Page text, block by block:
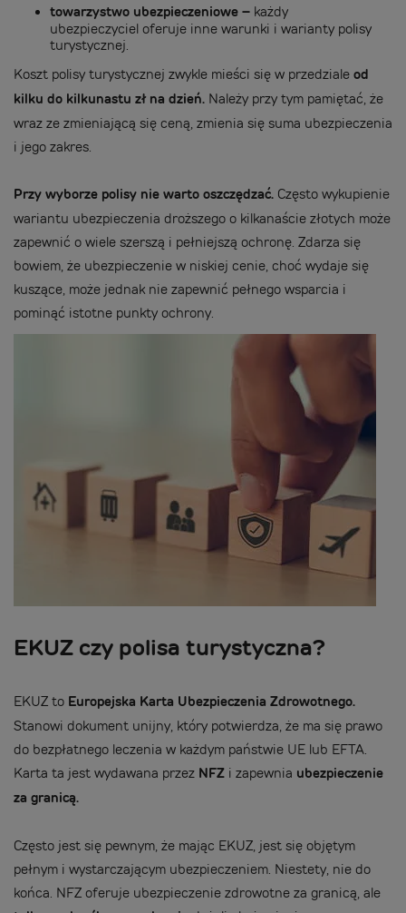
towarzystwo ubezpieczeniowe – każdy
ubezpieczyciel oferuje inne warunki i warianty polisy
turystycznej.
Koszt polisy turystycznej zwykle mieści się w przedziale od
kilku do kilkunastu zł na dzień. Należy przy tym pamiętać, że
wraz ze zmieniającą się ceną, zmienia się suma ubezpieczenia
i jego zakres.
Przy wyborze polisy nie warto oszczędzać. Często wykupienie
wariantu ubezpieczenia droższego o kilkanaście złotych może
zapewnić o wiele szerszą i pełniejszą ochronę. Zdarza się
bowiem, że ubezpieczenie w niskiej cenie, choć wydaje się
kuszące, może jednak nie zapewnić pełnego wsparcia i
pominąć istotne punkty ochrony.
EKUZ czy polisa turystyczna?
EKUZ to Europejska Karta Ubezpieczenia Zdrowotnego.
Stanowi dokument unijny, który potwierdza, że ma się prawo
do bezpłatnego leczenia w każdym państwie UE lub EFTA.
Karta ta jest wydawana przez NFZ i zapewnia ubezpieczenie
za granicą.
Często jest się pewnym, że mając EKUZ, jest się objętym
pełnym i wystarczającym ubezpieczeniem. Niestety, nie do
końca. NFZ oferuje ubezpieczenie zdrowotne za granicą, ale